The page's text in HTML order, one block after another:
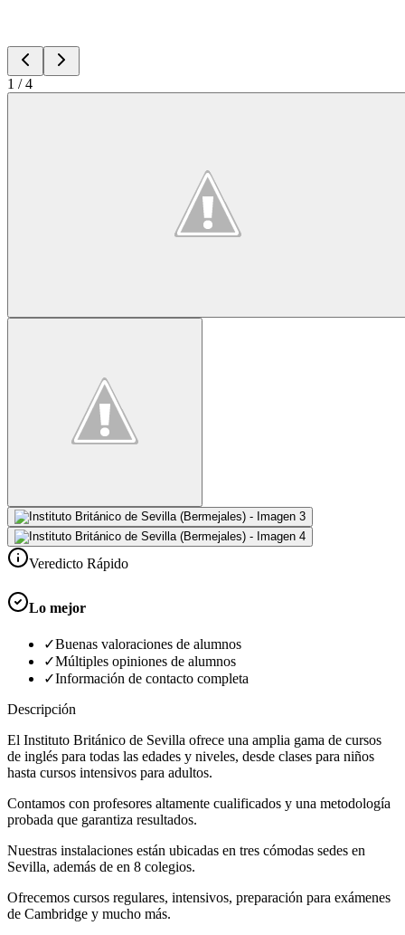
1 /4
Veredicto Rápido
Lo mejor
✓Buenas valoraciones de alumnos
✓Múltiples opiniones de alumnos
✓Información de contacto completa
Descripción
El Instituto Británico de Sevilla ofrece una amplia gama de cursos
de inglés para todas las edades y niveles, desde clases para niños
hasta cursos intensivos para adultos.
Contamos con profesores altamente cualificados y una metodología
probada que garantiza resultados.
Nuestras instalaciones están ubicadas en tres cómodas sedes en
Sevilla, además de en 8 colegios.
Ofrecemos cursos regulares, intensivos, preparación para exámenes
de Cambridge y mucho más.